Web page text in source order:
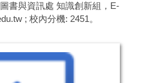
書與資訊處 知識創新組，E-
; 校內分機: 2451。